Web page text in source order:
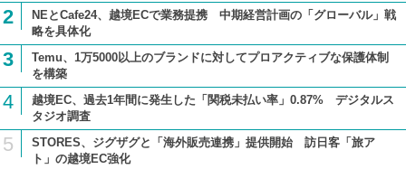
2
NEとCafe24、越境ECで業務提携 中期経営計画の「グローバル」戦
略を具体化
3
Temu、1万5000以上のブランドに対してプロアクティブな保護体制
を構築
4
越境EC、過去1年間に発生した「関税未払い率」0.87% デジタルス
タジオ調査
5
STORES、ジグザグと「海外販売連携」提供開始 訪日客「旅ア
ト」の越境EC強化